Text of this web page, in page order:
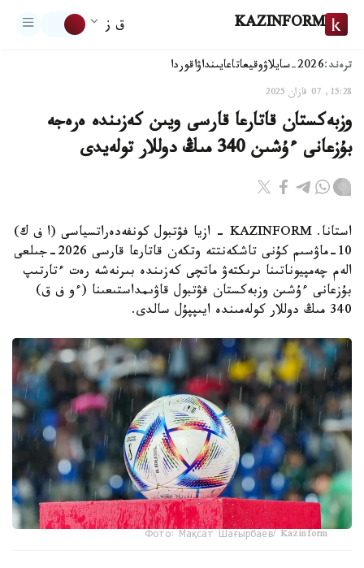
KAZINFORM ق ز
ترەند:2026-سايلاۋ وقيعاتاعايىنداۋاقوردا
15:28, 07 قازان 2025
وزبەكستان قاتارعا قارسى ويىن كەزىندە ەرەجە
بۇزعانى ءۇشىن 340 مىڭ دوللار تولەيدى
استانا. KAZINFORM - ازيا فۋتبول كونفەدەراتسياسى (ا ف ك)
10-ماۋسىم كۇنى تاشكەنتتە وتكەن قاتارعا قارسى 2026-جىلعى
الەم چەمپيوناتىنا ىرىكتەۋ ماتچى كەزىندە بىرنەشە رەت ءتارتىپ
بۇزعانى ءۇشىن وزبەكستان فۋتبول قاۋىمداستىعىنا (ءو ف ق)
340 مىڭ دوللار كولەمىندە ايىپپۇل سالدى.
Фото: Мақсат Шағырбаев/ Kazinform